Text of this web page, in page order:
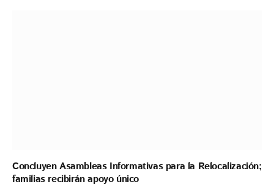
Concluyen Asambleas Informativas para la Relocalización;
familias recibirán apoyo único